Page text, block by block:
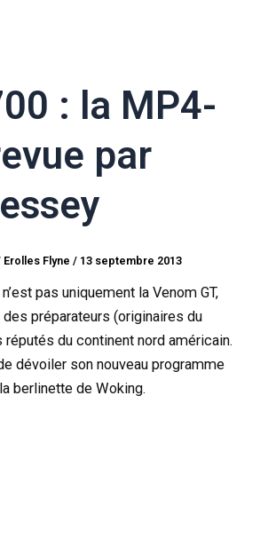
: la MP4-
par
Erolles Flyne/ 13 septembre 2013
pas uniquement la Venom GT,
des préparateurs (originaires du
réputés du continent nord américain.
dévoiler son nouveau programme
berlinette de Woking.